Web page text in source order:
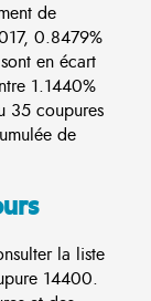
de
0.8479%
en écart
1.1440%
35 coupures
de
la liste
14400.